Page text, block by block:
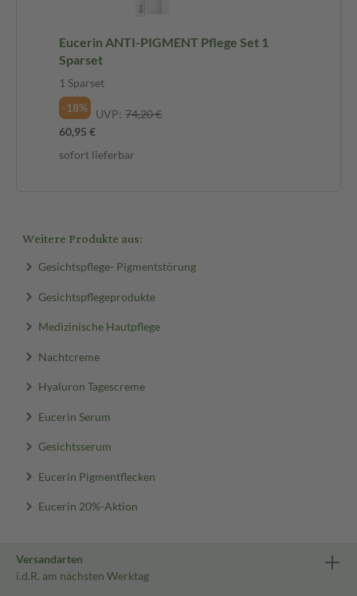
Eucerin ANTI-PIGMENT Pflege Set 1
Sparset
1 Sparset
-18%
UVP: 74,20 €
60,95 €
sofort lieferbar
Weitere Produkte aus:
Gesichtspflege- Pigmentstörung
Gesichtspflegeprodukte
Medizinische Hautpflege
Nachtcreme
Hyaluron Tagescreme
Eucerin Serum
Gesichtsserum
Eucerin Pigmentflecken
Eucerin 20%-Aktion
Versandarten
i.d.R. am nächsten Werktag